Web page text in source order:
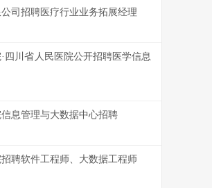
公司招聘医疗行业业务拓展经理
四川省人民医院公开招聘医学信息
息管理与大数据中心招聘
聘软件工程师、大数据工程师